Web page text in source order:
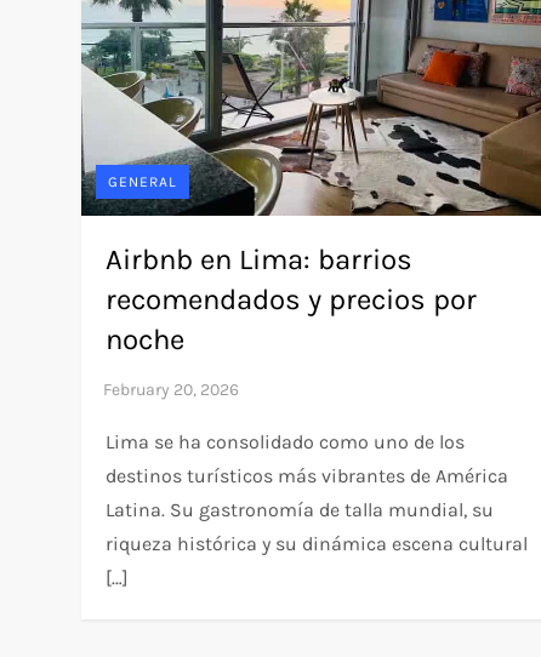
GENERAL
Airbnb en Lima: barrios
recomendados y precios por
noche
Lima se ha consolidado como uno de los
destinos turísticos más vibrantes de América
Latina. Su gastronomía de talla mundial, su
riqueza histórica y su dinámica escena cultural
[…]